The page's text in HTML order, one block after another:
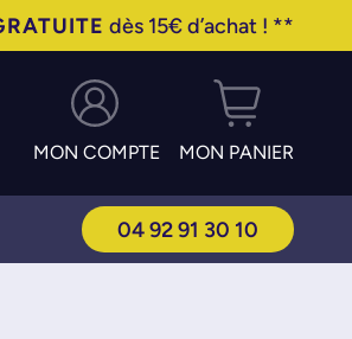
dès 15€ d’achat ! **
MON COMPTE MON PANIER
04 92 91 30 10